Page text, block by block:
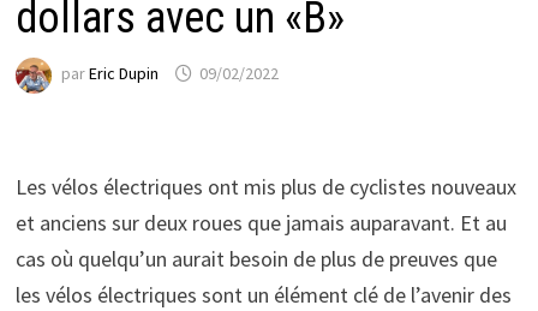
dollars avec un «B»
parEric Dupin 09/02/2022
Les vélos électriques ont mis plus de cyclistes nouveaux
et anciens sur deux roues que jamais auparavant. Et au
cas où quelqu’un aurait besoin de plus de preuves que
les vélos électriques sont un élément clé de l’avenir des